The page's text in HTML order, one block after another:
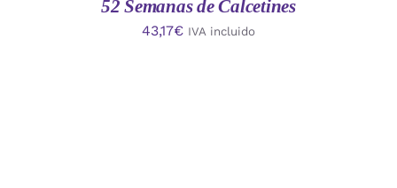
52 Semanas de Calcetines
43,17€ IVA incluido